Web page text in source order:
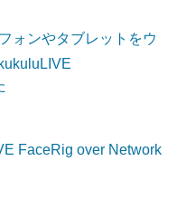
ォンやタブレットをウ
FaceRig over Network